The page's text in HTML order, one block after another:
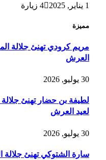
1 يناير, 2025 4 زيارة
مميزة
العرش
30 يوليو, 2026
لعيد العرش
30 يوليو, 2026